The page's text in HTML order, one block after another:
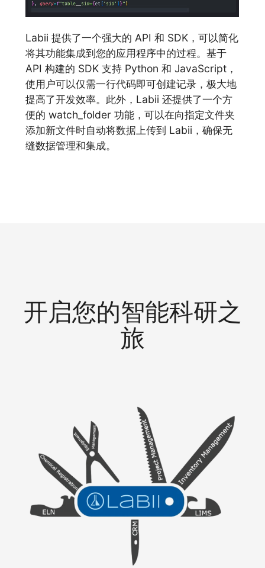
Labii 提供了一个强大的 API 和 SDK，可以简化
将其功能集成到您的应用程序中的过程。基于
API 构建的 SDK 支持 Python 和 JavaScript，
使用户可以仅需一行代码即可创建记录，极大地
提高了开发效率。此外，Labii 还提供了一个方
便的 watch_folder 功能，可以在向指定文件夹
添加新文件时自动将数据上传到 Labii，确保无
缝数据管理和集成。
开启您的智能科研之
旅